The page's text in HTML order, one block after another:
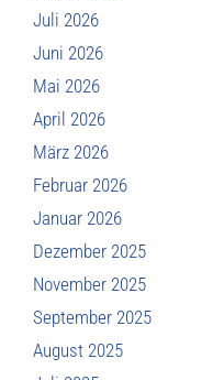
Juli 2026
Juni 2026
Mai 2026
April 2026
März 2026
Februar 2026
Januar 2026
Dezember 2025
November 2025
September 2025
August 2025